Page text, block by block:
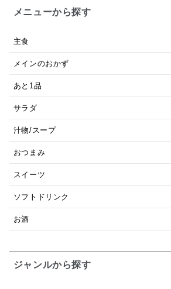
メニューから探す
主食
メインのおかず
あと1品
サラダ
汁物/スープ
おつまみ
スイーツ
ソフトドリンク
お酒
ジャンルから探す